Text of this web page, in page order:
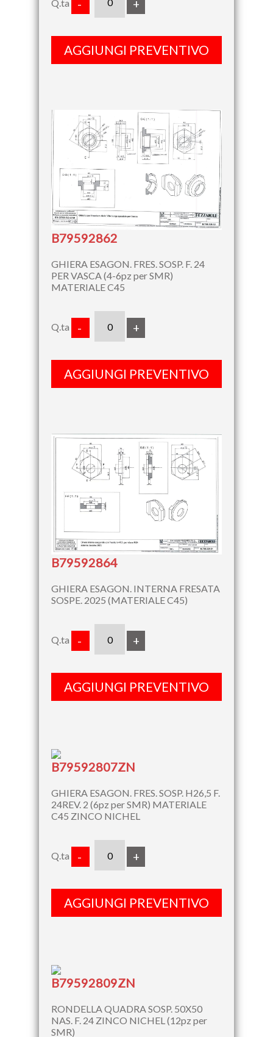
Q.ta - +
AGGIUNGI PREVENTIVO
B79592862
GHIERA ESAGON. FRES. SOSP. F. 24
PER VASCA (4-6pz per SMR)
MATERIALE C45
Q.ta - +
AGGIUNGI PREVENTIVO
B79592864
GHIERA ESAGON. INTERNA FRESATA
SOSPE. 2025 (MATERIALE C45)
Q.ta - +
AGGIUNGI PREVENTIVO
B79592807ZN
GHIERA ESAGON. FRES. SOSP. H26,5 F.
24REV. 2 (6pz per SMR) MATERIALE
C45 ZINCO NICHEL
Q.ta - +
AGGIUNGI PREVENTIVO
B79592809ZN
RONDELLA QUADRA SOSP. 50X50
NAS. F. 24 ZINCO NICHEL (12pz per
SMR)